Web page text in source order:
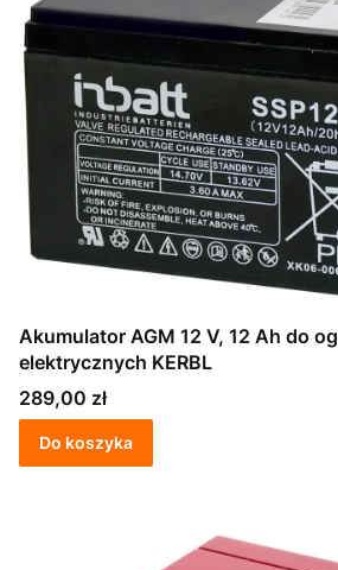
Akumulator AGM 12 V, 12 Ah do
elektrycznych KERBL
Cena
289,00 zł
Do koszyka